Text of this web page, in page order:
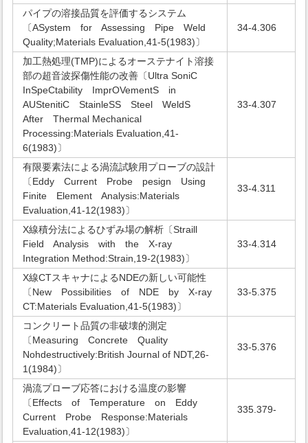
パイプの溶接品質を評価するシステム
〔ASystem for Assessing Pipe Weld
Quality;Materials Evaluation,41-5(1983)〕
34-4.306
加工熱処理(TMP)によるオーステナイト溶接
部の超音波探傷性能の改善〔Ultra SoniC
InSpeCtability ImprOVementS in
AUStenitiC StainleSS Steel WeldS
After Thermal Mechanical
Processing:Materials Evaluation,41-
6(1983)〕
33-4.307
有限要素法による渦流試験用プローブの設計
〔Eddy Current Probe pesign Using
Finite Element Analysis:Materials
Evaluation,41-12(1983)〕
33-4.311
X線積分法によるひずみ場の解析〔Straill
Field Analysis with the X-ray
Integration Method:Strain,19-2(1983)〕
33-4.314
X線CTスキャナによるNDEの新しい可能性
〔New Possibilities of NDE by X-ray
CT:Materials Evaluation,41-5(1983)〕
33-5.375
コンクリート品質の非破壊的測定
〔Measuring Concrete Quality
Nohdestructively:British Journal of NDT,26-
1(1984)〕
33-5.376
渦流プローブ応答における温度の影響
〔Effects of Temperature on Eddy
Current Probe Response:Materials
Evaluation,41-12(1983)〕
335.379-